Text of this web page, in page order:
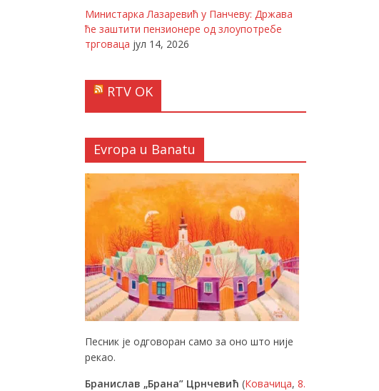
Министарка Лазаревић у Панчеву: Држава
ће заштити пензионере од злоупотребе
трговаца јул 14, 2026
RTV OK
Evropa u Banatu
Песник је одговоран само за оно што није
рекао.
Бранислав „Брана” Црнчевић (Ковачица, 8.